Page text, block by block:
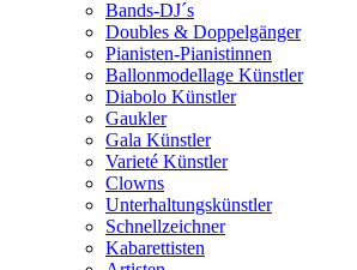
Bands-DJ´s
Doubles & Doppelgänger
Pianisten-Pianistinnen
Ballonmodellage Künstler
Diabolo Künstler
Gaukler
Gala Künstler
Varieté Künstler
Clowns
Unterhaltungskünstler
Schnellzeichner
Kabarettisten